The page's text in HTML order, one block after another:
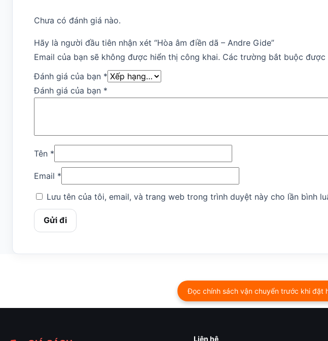
Chưa có đánh giá nào.
Hãy là người đầu tiên nhận xét “Hòa âm điền dã – Andre Gide”
Email của bạn sẽ không được hiển thị công khai. Các trường bắt buộc được
Đánh giá của bạn *
Đánh giá của bạn *
Tên *
Email *
Lưu tên của tôi, email, và trang web trong trình duyệt này cho lần bình
Đọc chính sách vận chuyển trước khi đặt
Liên hệ